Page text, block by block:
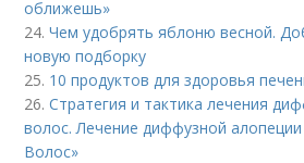
оближешь»
24.Чем удобрять яблоню весной.
новую подборку
25. 10 продуктов для здоровья
26.Стратегия и тактика лечения
волос. Лечение диффузной
Волос»